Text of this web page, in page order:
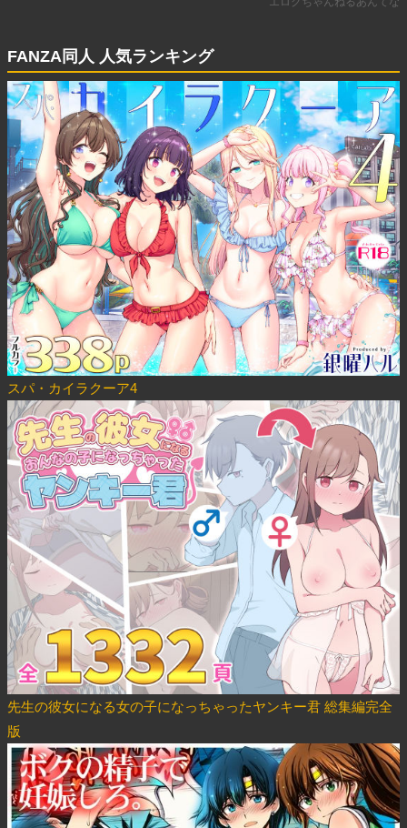
FANZA同人 人気ランキング
スパ・カイラクーア4
先生の彼女になる女の子になっちゃったヤンキー君 総集編完全
版